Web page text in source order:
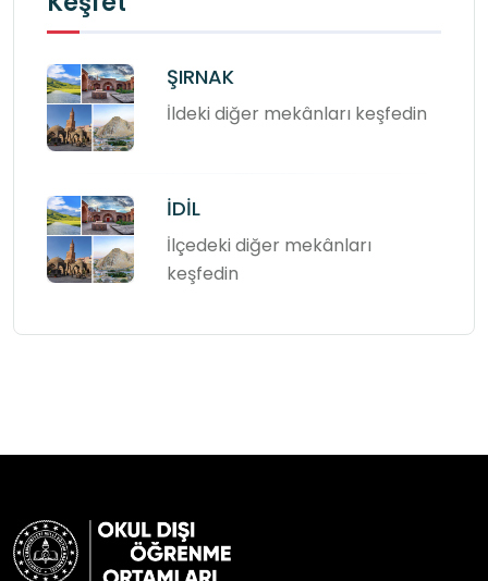
ŞIRNAK
İldeki diğer mekânları keşfedin
İDİL
İlçedeki diğer mekânları
keşfedin